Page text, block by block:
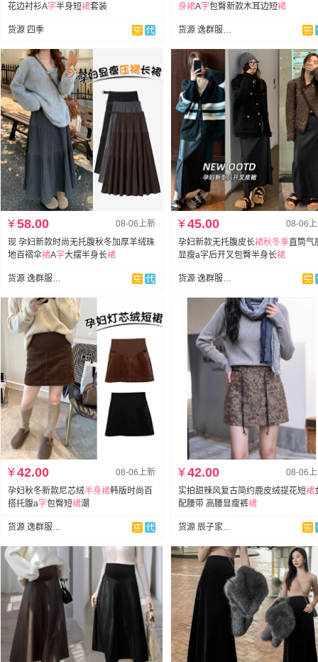
花边衬衫A字半身短裙套装
货源 四季
身裙A字包臀新款木耳边短裙
货源 逸群服饰孕妇装
08-06上新
¥58.00
现 孕妇新款时尚无托腹秋冬加厚羊绒珠
地百褶伞裙A字大摆半身长裙
货源 逸群服饰孕妇装
08-06
¥45.00
孕妇新款无托腹皮长裙秋冬季直筒气
显瘦a字后开叉包臀半身长裙
货源 逸群服饰孕妇装
08-06上新
¥42.00
孕妇秋冬新款尼芯绒半身裙韩版时尚百
搭托腹a字包臀短裙潮
货源 逸群服饰孕妇装
08-06
¥42.00
实拍甜辣风复古简约鹿皮绒提花短裙
配腰带 高腰显瘦裤裙
货源 辰子家工厂店